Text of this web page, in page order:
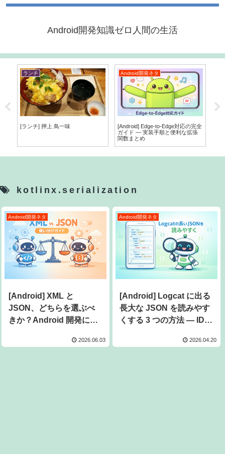
Android開発知識ゼロ人間の生活
ランチ
[ランチ] 押上 鳥一味
Android開発ネタ
[Android] Edge-to-Edge対応の完全
ガイド — 実装手順と便利な拡張
関数まとめ
kotlinx.serialization
Android開発ネタ
[Android] XML と
JSON、どちらを選ぶべ
きか？Android 開発にお
2026.06.03
Android開発ネタ
[Android] Logcat に出る
長大な JSON を読みやす
くする 3 つの方法 — IDE
2026.04.20